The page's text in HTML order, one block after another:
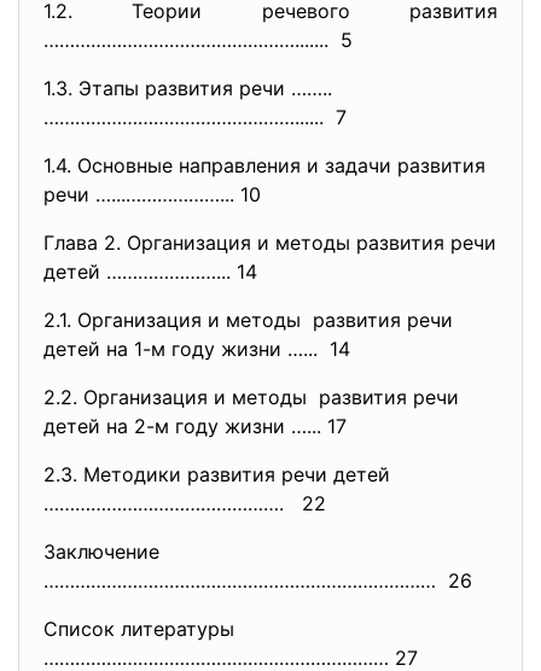
1.2. Теории речевого развития
…………………………………………....... 5
1.3. Этапы развития речи ……..
…………………………………………...... 7
1.4. Основные направления и задачи развития
речи …...………………... 10
Глава 2. Организация и методы развития речи
детей …………………... 14
2.1. Организация и методы развития речи
детей на 1-м году жизни …... 14
2.2. Организация и методы развития речи
детей на 2-м году жизни …... 17
2.3. Методики развития речи детей
………………………………………. 22
Заключение
………………………………………………………………… 26
Список литературы
………………………………………………………… 27